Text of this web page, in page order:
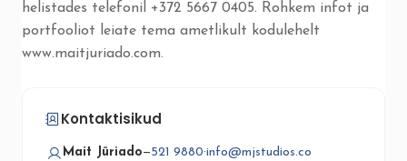
helistades telefonil +372 5667 0405. Rohkem infot ja
portfooliot leiate tema ametlikult kodulehelt
www.maitjuriado.com.
Kontaktisikud
Mait Jüriado—521 9880·info@mjstudios.co